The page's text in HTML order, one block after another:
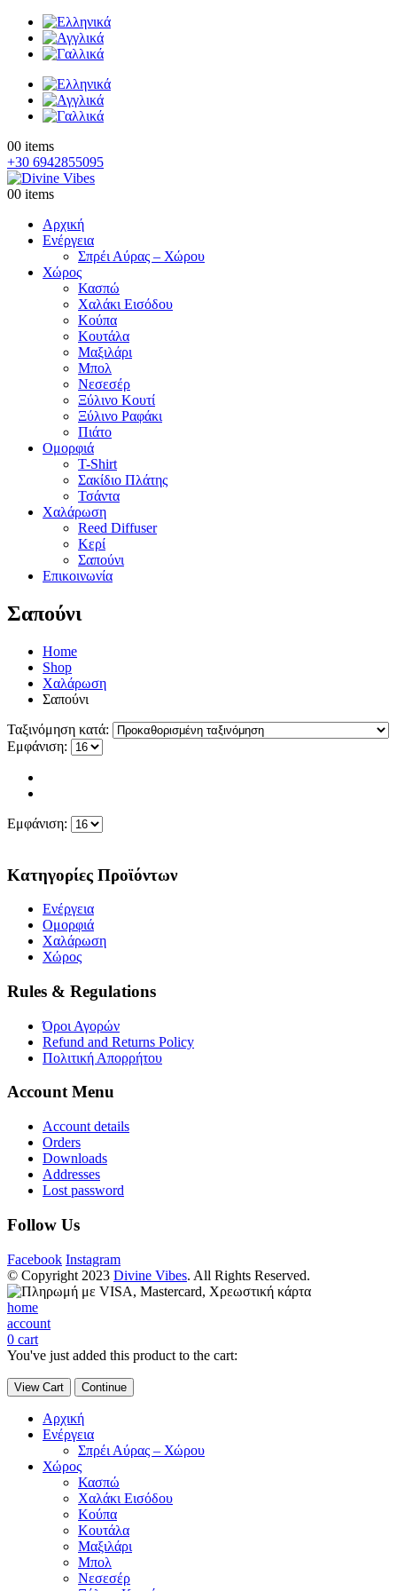
00 items
+30 6942855095
00 items
Αρχική
Ενέργεια
Σπρέι Αύρας – Χώρου
Χώρος
Κασπώ
Χαλάκι Εισόδου
Κούπα
Κουτάλα
Μαξιλάρι
Μπολ
Νεσεσέρ
Ξύλινο Κουτί
Ξύλινο Ραφάκι
Πιάτο
Ομορφιά
T-Shirt
Σακίδιο Πλάτης
Τσάντα
Χαλάρωση
Reed Diffuser
Κερί
Σαπούνι
Επικοινωνία
Σαπούνι
Home
Shop
Χαλάρωση
Σαπούνι
Ταξινόμηση κατά:
Εμφάνιση:
Εμφάνιση:
Κατηγορίες Προϊόντων
Ενέργεια
Ομορφιά
Χαλάρωση
Χώρος
Rules & Regulations
Όροι Αγορών
Refund and Returns Policy
Πολιτική Απορρήτου
Account Menu
Account details
Orders
Downloads
Addresses
Lost password
Follow Us
Facebook Instagram
© Copyright 2023 Divine Vibes. All Rights Reserved.
home
account
0 cart
You've just added this product to the cart:
View Cart Continue
Αρχική
Ενέργεια
Σπρέι Αύρας – Χώρου
Χώρος
Κασπώ
Χαλάκι Εισόδου
Κούπα
Κουτάλα
Μαξιλάρι
Μπολ
Νεσεσέρ